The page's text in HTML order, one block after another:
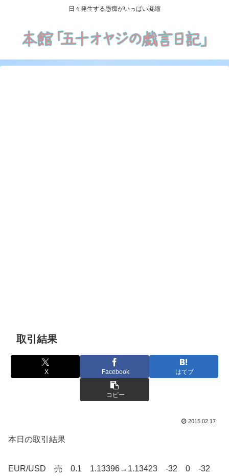
日々発生する愚痴がいっぱい凝縮
取引結果
X Facebook はてブ
コピー
2015.02.17
本日の取引結果
EUR/USD 売 0.1 1.13396→1.13423 -32 0 -32